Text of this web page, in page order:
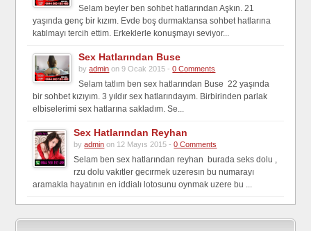
Selam beyler ben sohbet hatlarından Aşkın. 21
yaşında genç bir kızım. Evde boş durmaktansa sohbet hatlarına
katılmayı tercih ettim. Erkeklerle konuşmayı seviyor...
Sex Hatlarından Buse
byadmin on 9 Ocak 2015 -0 Comments
Selam tatlım ben sex hatlarından Buse 22 yaşında
bir sohbet kızıyım. 3 yıldır sex hatlarındayım. Birbirinden parlak
elbiselerimi sex hatlarına sakladım. Se...
Sex Hatlarından Reyhan
byadmin on 12 Mayıs 2015 -0 Comments
Selam ben sex hatlarından reyhan burada seks dolu ,
rzu dolu vakıtler gecırmek uzeresın bu numarayı
aramakla hayatının en iddialı lotosunu oynmak uzere bu ...